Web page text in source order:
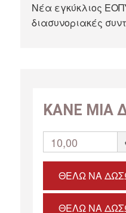
Νέα εγκύκλιος
διασυνοριακές
ΚΑΝΕ ΜΙΑ
10,00
ΘΈΛΩ ΝΑ
ΘΈΛΩ ΝΑ